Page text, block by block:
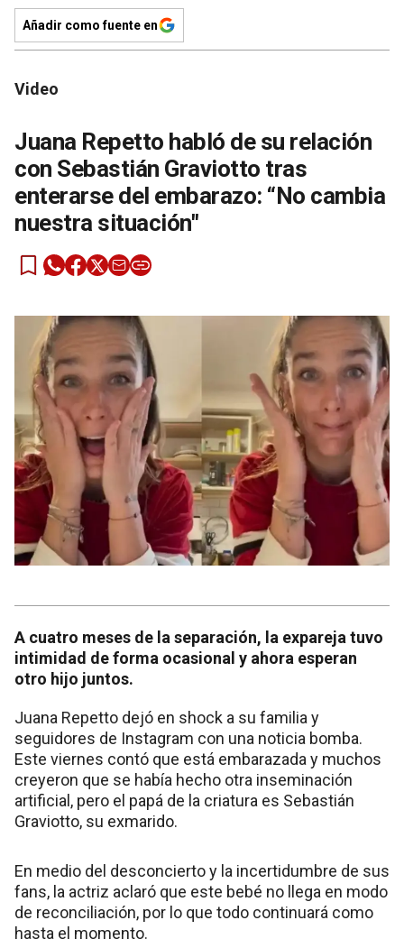
Añadir como fuente en
Video
Juana Repetto habló de su relación
con Sebastián Graviotto tras
enterarse del embarazo: “No cambia
nuestra situación"
A cuatro meses de la separación, la expareja tuvo
intimidad de forma ocasional y ahora esperan
otro hijo juntos.
Juana Repetto dejó en shock a su familia y
seguidores de Instagram con una noticia bomba.
Este viernes contó que está embarazada y muchos
creyeron que se había hecho otra inseminación
artificial, pero el papá de la criatura es Sebastián
Graviotto, su exmarido.
En medio del desconcierto y la incertidumbre de sus
fans, la actriz aclaró que este bebé no llega en modo
de reconciliación, por lo que todo continuará como
hasta el momento.